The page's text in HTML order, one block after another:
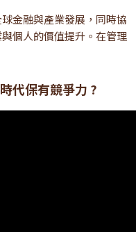
金融與產業發展，同時協
個人的價值提升。在管理
代保有競爭力 ?